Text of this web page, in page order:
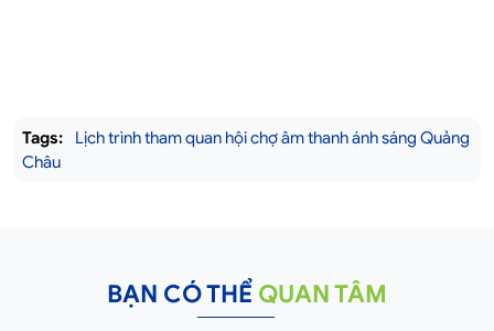
Tags:
Lịch trình tham quan hội chợ âm thanh ánh sáng Quảng
Châu
BẠN CÓ THỂ QUAN TÂM